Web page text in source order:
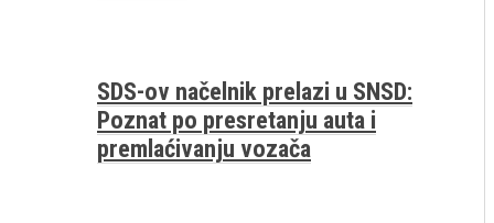
SDS-ov načelnik prelazi u SNSD:
Poznat po presretanju auta i
premlaćivanju vozača